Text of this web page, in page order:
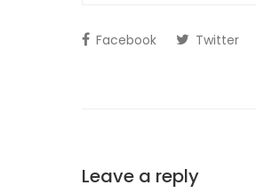
Facebook Twitter
Leave a reply